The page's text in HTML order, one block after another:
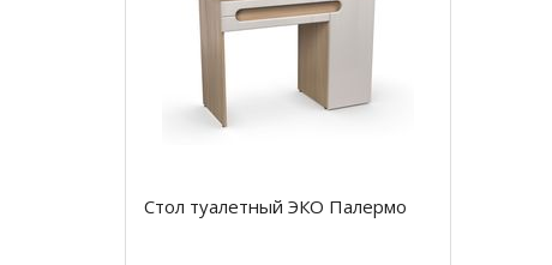
Стол туалетный ЭКО Палермо